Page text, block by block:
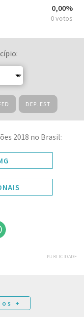
0,00%
0 votos
DEP. EST
2018 no Brasil:
PUBLICIDADE
+